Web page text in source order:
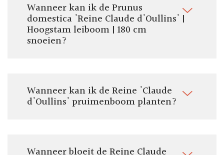
Wanneer kan ik de Prunus
domestica 'Reine Claude d'Oullins' |
Hoogstam leiboom | 180 cm
snoeien?
Wanneer kan ik de Reine 'Claude
d'Oullins' pruimenboom planten?